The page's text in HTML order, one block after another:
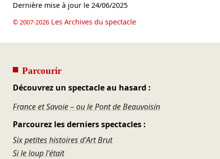
Dernière mise à jour le 24/06/2025
© 2007-2026Les Archives du spectacle
Parcourir
Découvrez un spectacle au hasard :
France et Savoie – ou le Pont de Beauvoisin
Parcourez les derniers spectacles :
Six petites histoires d'Art Brut
Si le loup l'était